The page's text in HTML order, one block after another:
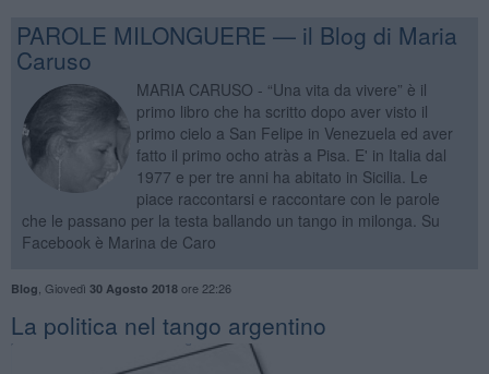
PAROLE MILONGUERE — il Blog di Maria
Caruso
MARIA CARUSO - “Una vita da vivere” è il
primo libro che ha scritto dopo aver visto il
primo cielo a San Felipe in Venezuela ed aver
fatto il primo ocho atràs a Pisa. E' in Italia dal
1977 e per tre anni ha abitato in Sicilia. Le
piace raccontarsi e raccontare con le parole
che le passano per la testa ballando un tango in milonga. Su
Facebook è Marina de Caro
Blog Giovedì 30 Agosto 2018ore 22:26
La politica nel tango argentino